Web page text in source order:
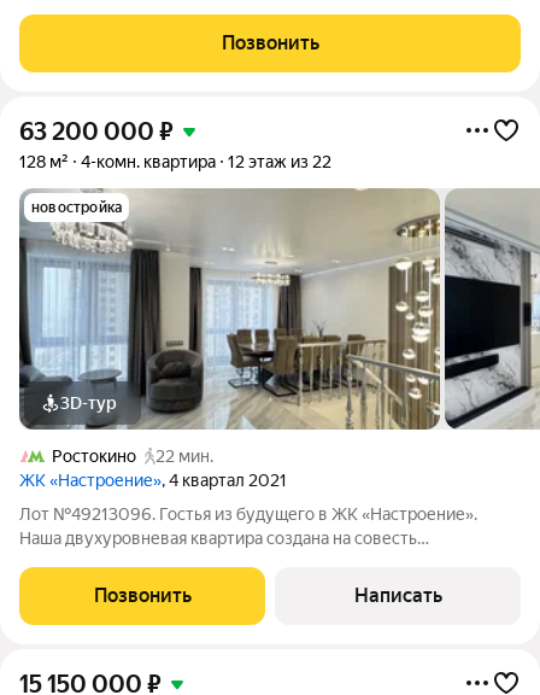
современном доме, в шаговой доступности от метро. Дом и
двор: Дом 2017
Позвонить
63 200 000 ₽
128 м² 4-комн. квартира 12 этаж из 22
новостройка
3D-тур
Ростокино
22 мин.
ЖК «Настроение», 4 квартал 2021
Лот №49213096. Гостья из будущего в ЖК «Настроение».
Наша двухуровневая квартира создана на совесть
Ультрасовременные технологии гармонично вплетены в
надёжный ремонт с применением проверенных
Позвонить Написать
15 150 000 ₽